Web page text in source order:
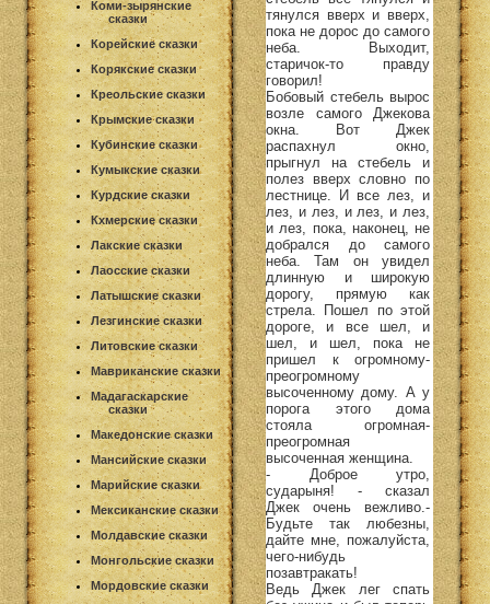
Коми-зырянские
сказки
Корейские сказки
Корякские сказки
Креольские сказки
Крымские сказки
Кубинские сказки
Кумыкские сказки
Курдские сказки
Кхмерские сказки
Лакские сказки
Лаосские сказки
Латышские сказки
Лезгинские сказки
Литовские сказки
Мавриканские сказки
Мадагаскарские
сказки
Македонские сказки
Мансийские сказки
Марийские сказки
Мексиканские сказки
Молдавские сказки
Монгольские сказки
Мордовские сказки
тянулся вверх и вверх,
пока не дорос до самого
неба. Выходит,
старичок-то правду
говорил!
Бобовый стебель вырос
возле самого Джекова
окна. Вот Джек
распахнул окно,
прыгнул на стебель и
полез вверх словно по
лестнице. И все лез, и
лез, и лез, и лез, и лез,
и лез, пока, наконец, не
добрался до самого
неба. Там он увидел
длинную и широкую
дорогу, прямую как
стрела. Пошел по этой
дороге, и все шел, и
шел, и шел, пока не
пришел к огромному-
преогромному
высоченному дому. А у
порога этого дома
стояла огромная-
преогромная
высоченная женщина.
- Доброе утро,
сударыня! - сказал
Джек очень вежливо.-
Будьте так любезны,
дайте мне, пожалуйста,
чего-нибудь
позавтракать!
Ведь Джек лег спать